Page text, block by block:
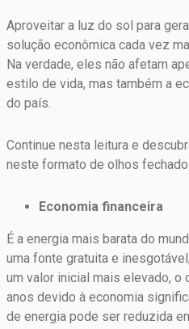
Aproveitar a luz do sol para
solução econômica cada vez
Na verdade, eles não afetam
estilo de vida, mas também a
do país.
Continue nesta leitura e
neste formato de olhos
Economia financeira
É a energia mais barata do
uma fonte gratuita e
um valor inicial mais elevado,
anos devido à economia
de energia pode ser reduzida